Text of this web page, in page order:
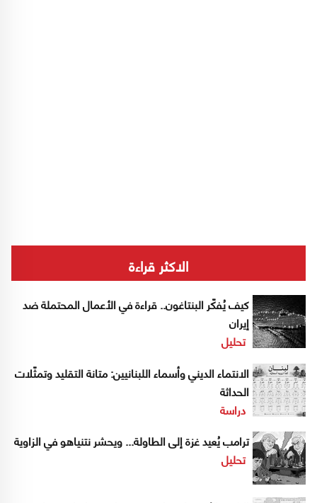
الاكثر قراءة
كيف يُفكّر البنتاغون.. قراءة في الأعمال المحتملة ضد
إيران
تحليل
الانتماء الديني وأسماء اللبنانيين: متانة التقليد وتمثّلات
الحداثة
دراسة
ترامب يُعيد غزة إلى الطاولة... ويحشر نتنياهو في الزاوية
تحليل